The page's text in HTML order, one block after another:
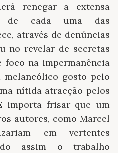
renegar a extensa
de cada uma das
através de denúncias
no revelar de secretas
foco na impermanência
gosto pelo
nítida atracção pelos
importa frisar que um
autores, como Marcel
em vertentes
assim o trabalho